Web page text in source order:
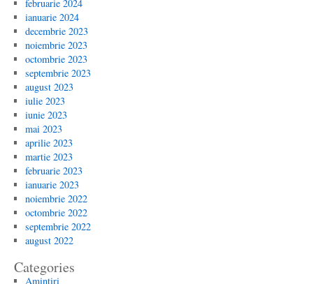
februarie 2024
ianuarie 2024
decembrie 2023
noiembrie 2023
octombrie 2023
septembrie 2023
august 2023
iulie 2023
iunie 2023
mai 2023
aprilie 2023
martie 2023
februarie 2023
ianuarie 2023
noiembrie 2022
octombrie 2022
septembrie 2022
august 2022
Categories
Amintiri